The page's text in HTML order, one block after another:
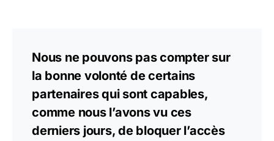
Nous ne pouvons pas compter sur
la bonne volonté de certains
partenaires qui sont capables,
comme nous l’avons vu ces
derniers jours, de bloquer l’accès